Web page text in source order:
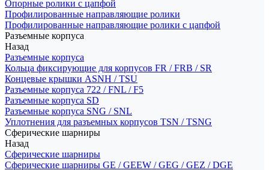
Опорные ролики с цапфой
Профилированные направляющие ролики
Профилированные направляющие ролики с цапфой
Разъемные корпуса
Назад
Разъемные корпуса
Кольца фиксирующие для корпусов FR / FRB / SR
Концевые крышки ASNH / TSU
Разъемные корпуса 722 / FNL / F5
Разъемные корпуса SD
Разъемные корпуса SNG / SNL
Уплотнения для разъемных корпусов TSN / TSNG
Сферические шарниры
Назад
Сферические шарниры
Сферические шарниры GE / GEEW / GEG / GEZ / DGE